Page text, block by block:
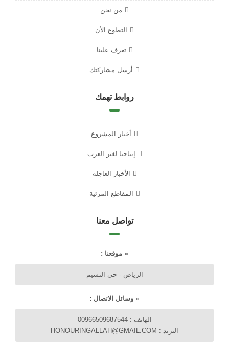
من نحن
التطوع الأن
تعرف علينا
أرسل مشاركتك
روابط تهمك
أخبار المشروع
إنتاجنا لغير العرب
الأخبار العاجله
المقاطع المرئية
تواصل معنا
موقعنا :
الرياض - حي النسيم
وسائل الاتصال :
الهاتف : 00966509687544
البريد : HONOURINGALLAH@GMAIL.COM